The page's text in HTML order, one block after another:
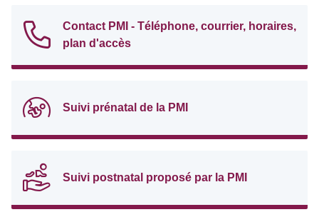
Contact PMI - Téléphone, courrier, horaires,
plan d'accès
Suivi prénatal de la PMI
Suivi postnatal proposé par la PMI